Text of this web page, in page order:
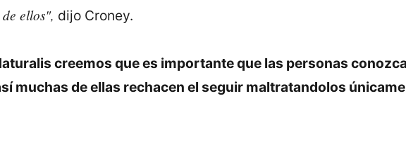
ellos", dijo Croney.
creemos que es importante que las personas
muchas de ellas rechacen el seguir maltratandolos